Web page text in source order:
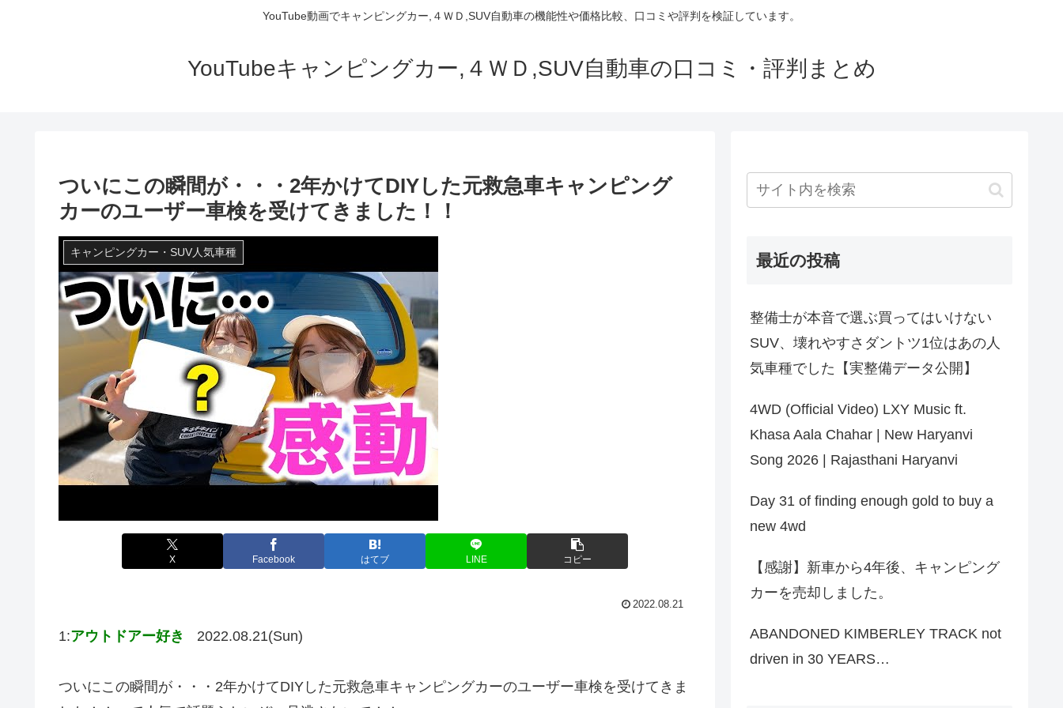
YouTube動画でキャンピングカー,４ＷＤ,SUV自動車の機能性や価格比較、口コミや評判を検証しています。
YouTubeキャンピングカー,４ＷＤ,SUV自動車の口コミ・評判まとめ
ついにこの瞬間が・・・2年かけてDIYした元救急車キャンピング
カーのユーザー車検を受けてきました！！
キャンピングカー・SUV人気車種
X Facebook はてブ LINE コピー
2022.08.21
1:アウトドアー好き 2022.08.21(Sun)
ついにこの瞬間が・・・2年かけてDIYした元救急車キャンピングカーのユーザー車検を受けてきま
最近の投稿
整備士が本音で選ぶ買ってはいけない
SUV、壊れやすさダントツ1位はあの人
気車種でした【実整備データ公開】
4WD (Official Video) LXY Music ft.
Khasa Aala Chahar | New Haryanvi
Song 2026 | Rajasthani Haryanvi
Day 31 of finding enough gold to buy a
new 4wd
【感謝】新車から4年後、キャンピング
カーを売却しました。
ABANDONED KIMBERLEY TRACK not
driven in 30 YEARS…